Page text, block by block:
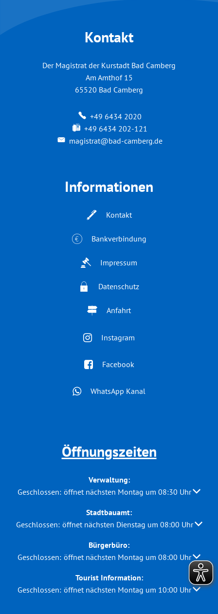
Kontakt
Der Magistrat der Kurstadt Bad Camberg
Am Amthof 15
65520 Bad Camberg
+49 6434 2020
+49 6434 202-121
magistrat@bad-camberg.de
Informationen
Kontakt
Bankverbindung
Impressum
Datenschutz
Anfahrt
Instagram
Facebook
WhatsApp Kanal
Öffnungszeiten
Verwaltung:
Klicken, um weitere Öffnungs- oder Schließzeiten
Geschlossen: öffnet nächsten Montag um 08:30 Uhr
Stadtbauamt:
Klicken, um weitere Öffnungs- oder Schließzeiten
Geschlossen: öffnet nächsten Dienstag um 08:00 Uhr
Bürgerbüro:
Klicken, um weitere Öffnungs- oder Schließzeiten
Geschlossen: öffnet nächsten Montag um 08:00 Uhr
Tourist Information:
Klicken, um weitere Öffnungs- oder Schließzeiten
Geschlossen: öffnet nächsten Montag um 10:00 Uhr